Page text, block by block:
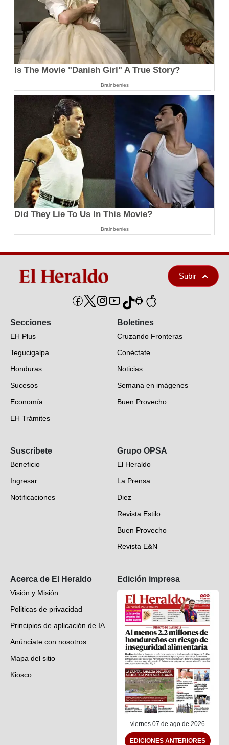
Is The Movie "Danish Girl" A True Story?
Brainberries
Did They Lie To Us In This Movie?
Brainberries
Subir
Secciones
EH Plus
Tegucigalpa
Honduras
Sucesos
Economía
EH Trámites
EH Verifica
Fotogalerías
Deportes
Videos
Boletines
Cruzando Fronteras
Conéctate
Noticias
Semana en imágenes
Buen Provecho
Suscríbete
Beneficio
Ingresar
Notificaciones
Grupo OPSA
El Heraldo
La Prensa
Diez
Revista Estilo
Buen Provecho
Revista E&N
Acerca de El Heraldo
Visión y Misión
Politicas de privacidad
Principios de aplicación de IA
Anúnciate con nosotros
Mapa del sitio
Kiosco
Edición impresa
viernes 07 de ago de 2026
EDICIONES ANTERIORES